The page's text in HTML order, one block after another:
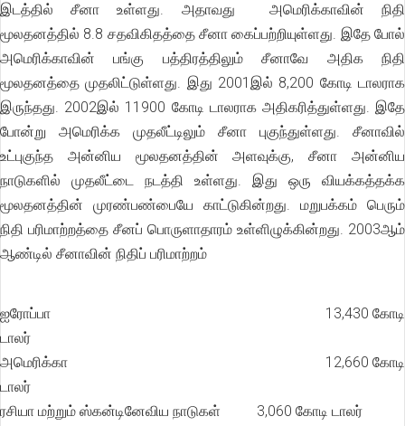
இடத்தில் சீனா உள்ளது. அதாவது அமெரிக்காவின் நிதி
மூலதனத்தில் 8.8 சதவிகிதத்தை சீனா கைப்பற்றியுள்ளது. இதே போல்
அமெரிக்காவின் பங்கு பத்திரத்திலும் சீனாவே அதிக நிதி
மூலதனத்தை முதலிட்டுள்ளது. இது 2001இல் 8,200 கோடி டாலராக
இருந்தது. 2002இல் 11900 கோடி டாலராக அதிகரித்துள்ளது. இதே
போன்று அமெரிக்க முதலீட்டிலும் சீனா புகுந்துள்ளது. சீனாவில்
உட்புகுந்த அன்னிய மூலதனத்தின் அளவுக்கு, சீனா அன்னிய
நாடுகளில் முதலீட்டை நடத்தி உள்ளது. இது ஒரு வியக்கத்தக்க
மூலதனத்தின் முரண்பண்பையே காட்டுகின்றது. மறுபக்கம் பெரும்
நிதி பரிமாற்றத்தை சீனப் பொருளாதாரம் உள்ளிழுக்கின்றது. 2003ஆம்
ஆண்டில் சீனாவின் நிதிப் பரிமாற்றம்
ஐரோப்பா 13,430 கோடி
டாலர்
அமெரிக்கா 12,660 கோடி
டாலர்
ரசியா மற்றும் ஸ்கன்டினேவிய நாடுகள் 3,060 கோடி டாலர்